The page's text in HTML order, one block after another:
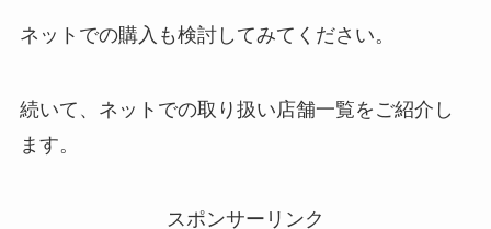
ネットでの購入も検討してみてください。
続いて、ネットでの取り扱い店舗一覧をご紹介し
ます。
スポンサーリンク